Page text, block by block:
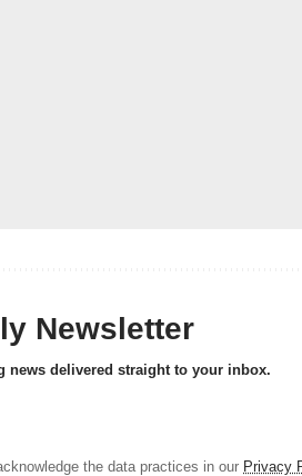
Newsletter
news delivered straight to your inbox.
the data practices in our Privacy